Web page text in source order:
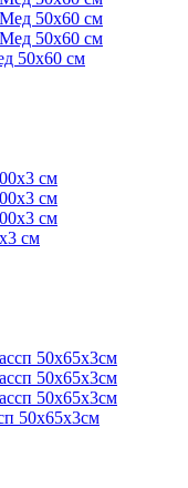
50х60 см
см
50х65х3см